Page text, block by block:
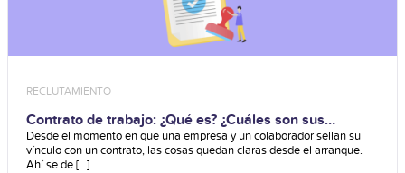
RECLUTAMIENTO
Contrato de trabajo: ¿Qué es? ¿Cuáles son sus
elementos?
Desde el momento en que una empresa y un colaborador sellan su
vínculo con un contrato, las cosas quedan claras desde el arranque.
Ahí se de [...]